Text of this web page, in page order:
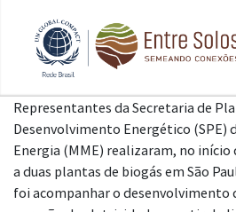
Representantes da Secretaria de
Desenvolvimento Energético (SPE)
Energia (MME) realizaram, no
a duas plantas de biogás em São
foi acompanhar o desenvolvimento